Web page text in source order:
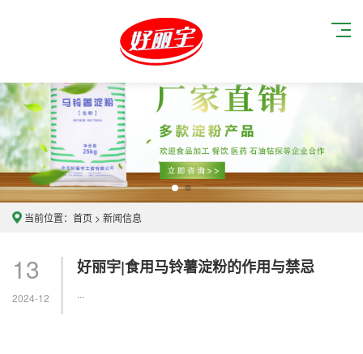
当前位置： 首页 > 新闻信息
13
2024-12
好丽宇|食用马铃薯淀粉的作用与禁忌
...